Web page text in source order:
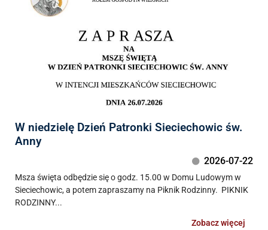
W niedzielę Dzień Patronki Sieciechowic św.
Anny
2026-07-22
Msza święta odbędzie się o godz. 15.00 w Domu Ludowym w
Sieciechowic, a potem zapraszamy na Piknik Rodzinny. PIKNIK
RODZINNY...
Zobacz więcej